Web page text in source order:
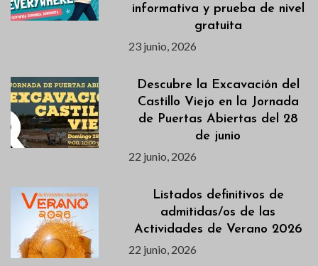
informativa y prueba de nivel
gratuita
23 junio, 2026
Descubre la Excavación del
Castillo Viejo en la Jornada
de Puertas Abiertas del 28
de junio
22 junio, 2026
Listados definitivos de
admitidas/os de las
Actividades de Verano 2026
22 junio, 2026